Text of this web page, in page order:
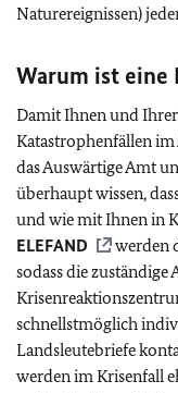
Naturereignissen)
Warum ist eine
Damit Ihnen und
Katastrophenfällen im
das Auswärtige Amt
überhaupt wissen,
und wie mit Ihnen in
ELEFAND
werden
sodass die
schnellstmöglich
Landsleutebriefe
werden im Krisenfall